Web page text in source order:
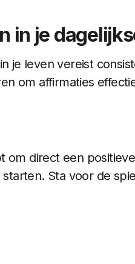
in je
je leven vereist
om affirmaties
om direct een
Sta voor de